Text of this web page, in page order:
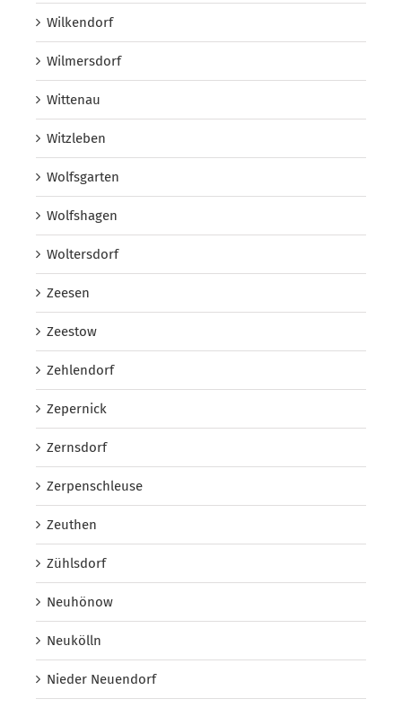
Wilkendorf
Wilmersdorf
Wittenau
Witzleben
Wolfsgarten
Wolfshagen
Woltersdorf
Zeesen
Zeestow
Zehlendorf
Zepernick
Zernsdorf
Zerpenschleuse
Zeuthen
Zühlsdorf
Neuhönow
Neukölln
Nieder Neuendorf